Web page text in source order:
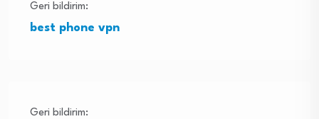
Geri bildirim:
best phone vpn
Geri bildirim: